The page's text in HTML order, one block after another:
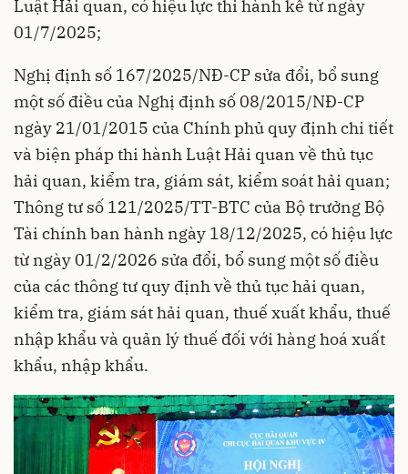
Luật Hải quan, có hiệu lực thi hành kể từ ngày
01/7/2025;
Nghị định số 167/2025/NĐ-CP sửa đổi, bổ sung
một số điều của Nghị định số 08/2015/NĐ-CP
ngày 21/01/2015 của Chính phủ quy định chi tiết
và biện pháp thi hành Luật Hải quan về thủ tục
hải quan, kiểm tra, giám sát, kiểm soát hải quan;
Thông tư số 121/2025/TT-BTC của Bộ trưởng Bộ
Tài chính ban hành ngày 18/12/2025, có hiệu lực
từ ngày 01/2/2026 sửa đổi, bổ sung một số điều
của các thông tư quy định về thủ tục hải quan,
kiểm tra, giám sát hải quan, thuế xuất khẩu, thuế
nhập khẩu và quản lý thuế đối với hàng hoá xuất
khẩu, nhập khẩu.